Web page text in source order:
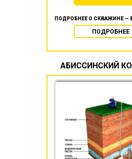
ПОДРОБНЕЕ О СКВАЖИНЕ —
ПОДРОБНЕЕ
АБИССИНСКИЙ